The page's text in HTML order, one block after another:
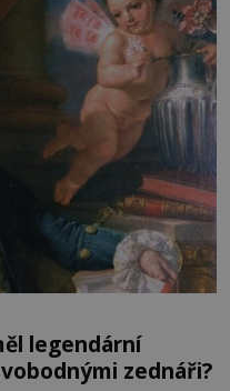
legendární
zednáři?